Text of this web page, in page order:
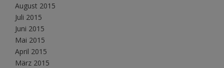
August 2015
Juli 2015
Juni 2015
Mai 2015
April 2015
März 2015